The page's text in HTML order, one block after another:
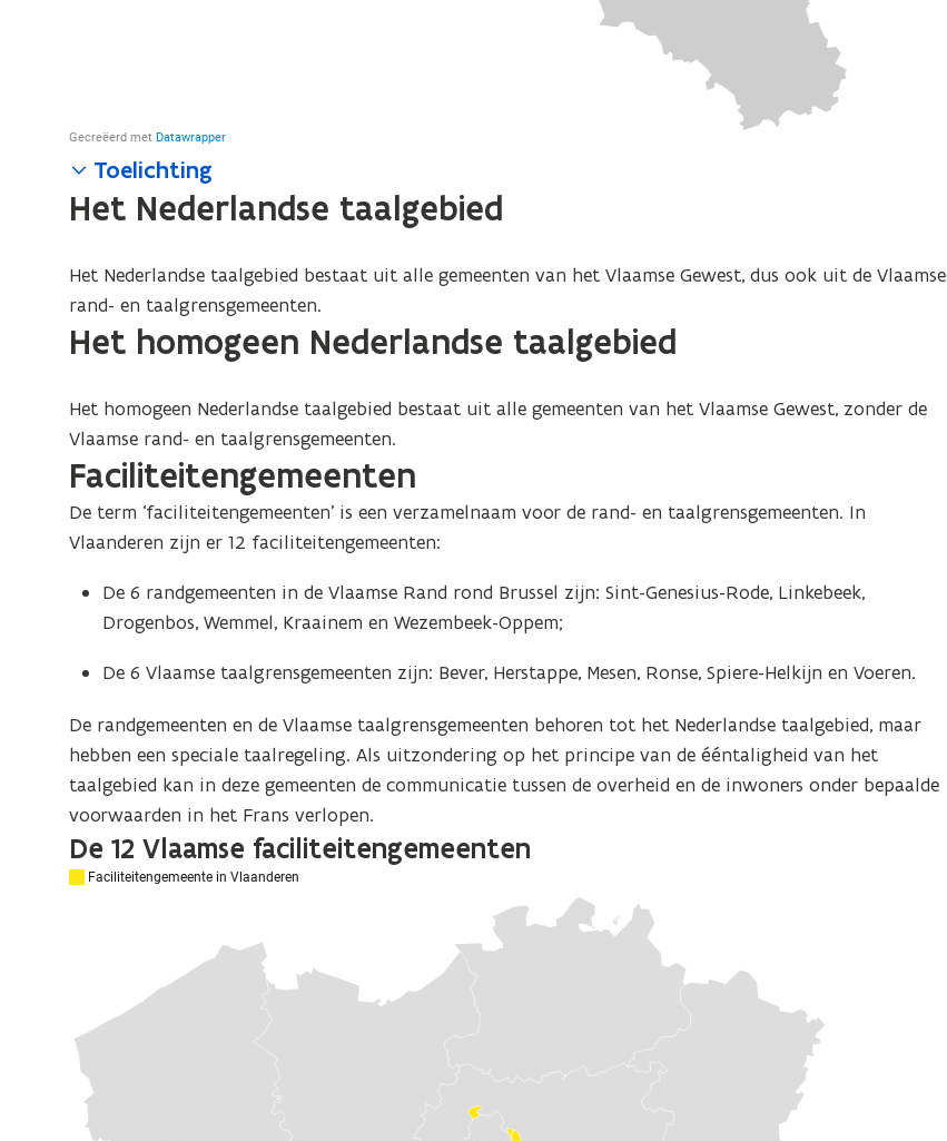
Toelichting
Het Nederlandse taalgebied
Het Nederlandse taalgebied bestaat uit alle gemeenten van het Vlaamse Gewest, dus ook uit de Vlaamse
rand- en taalgrensgemeenten.
Het homogeen Nederlandse taalgebied
Het homogeen Nederlandse taalgebied bestaat uit alle gemeenten van het Vlaamse Gewest, zonder de
Vlaamse rand- en taalgrensgemeenten.
Faciliteitengemeenten
De term ‘faciliteitengemeenten’ is een verzamelnaam voor de rand- en taalgrensgemeenten. In
Vlaanderen zijn er 12 faciliteitengemeenten:
De 6 randgemeenten in de Vlaamse Rand rond Brussel zijn: Sint-Genesius-Rode, Linkebeek,
Drogenbos, Wemmel, Kraainem en Wezembeek-Oppem;
De 6 Vlaamse taalgrensgemeenten zijn: Bever, Herstappe, Mesen, Ronse, Spiere-Helkijn en Voeren.
De randgemeenten en de Vlaamse taalgrensgemeenten behoren tot het Nederlandse taalgebied, maar
hebben een speciale taalregeling. Als uitzondering op het principe van de ééntaligheid van het
taalgebied kan in deze gemeenten de communicatie tussen de overheid en de inwoners onder bepaalde
voorwaarden in het Frans verlopen.
De 12 Vlaamse faciliteitengemeenten